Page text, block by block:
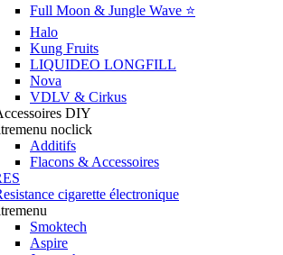
Full Moon & Jungle Wave ⭐️
Halo
Kung Fruits
LIQUIDEO LONGFILL
Nova
VDLV & Cirkus
DIY
noclick
Additifs
Flacons & Accessoires
cigarette électronique
Smoktech
Aspire